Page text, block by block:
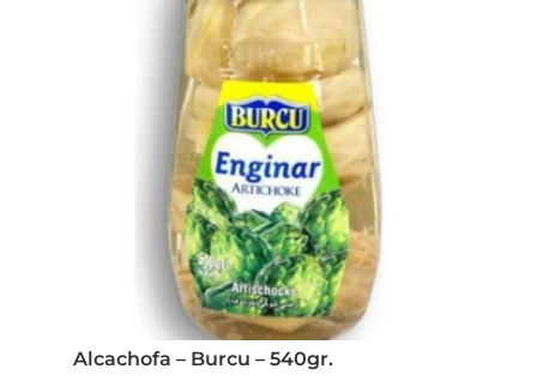
Alcachofa – Burcu – 540gr.